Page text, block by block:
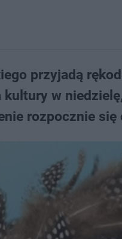
przyjadą
w
rozpocznie